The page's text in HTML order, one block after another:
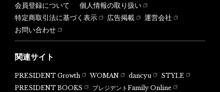
会員登録について
個人情報の取り扱い
特定商取引法に基づく表示
広告掲載
運営会社
お問い合わせ
関連サイト
PRESIDENT Growth WOMAN dancyu
STYLE
PRESIDENT BOOKS
プレジデントFamily Online